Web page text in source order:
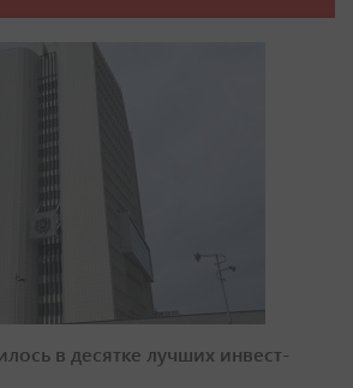
в десятке лучших инвест-